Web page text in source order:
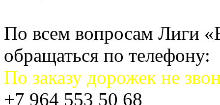
По всем вопросам Лиги
обращаться по телефону:
По заказу дорожек не
+7 964 553 50 68